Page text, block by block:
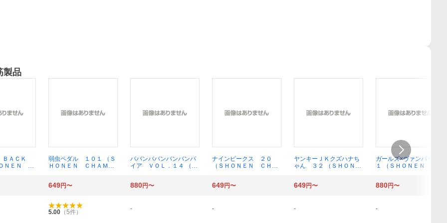
製品
ＢＡＣＫ
ＮＥＮ Ｃ
弱虫ペダル １０１ （Ｓ
ＨＯＮＥＮ ＣＨＡＭＰ
ババンババンバンバンパ
イア ＶＯＬ．１４ （Ｓ
奥嶋ひろまさ／著
ナインピークス ２０
（ＳＨＯＮＥＮ ＣＨＡ
ヤンキーＪＫクズハナち
ゃん ３２ （ＳＨＯＮＥ
しのり／著
ガールズ×ヴァンパイア
１ （ＳＨＯＮＥＮ ＣＨ
作 千種みのり／漫画
649円〜 880円〜 649円〜 649円〜 880円〜
5.00 （5件） - - - -